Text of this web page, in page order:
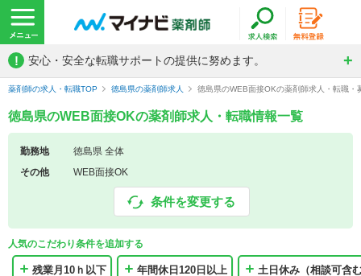
! 安心・安全な転職サポートの提供に努めます。
薬剤師の求人・転職TOP 徳島県の薬剤師求人 徳島県のWEB面接OKの薬剤師求人・転職・
徳島県のWEB面接OKの薬剤師求人・転職情報一覧
勤務地
徳島県 全体
その他
WEB面接OK
条件を変更する
人気のこだわり条件を追加する
残業月10ｈ以下 年間休日120日以上 土日休み（相談可含